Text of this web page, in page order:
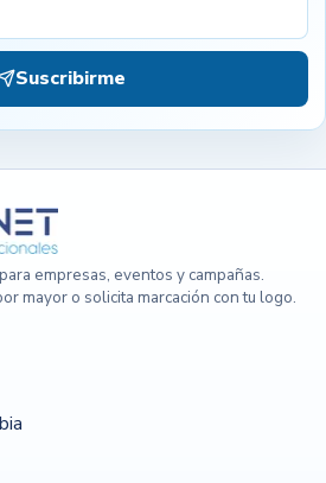
Suscribirme
empresas, eventos y campañas.
mayor o solicita marcación con tu logo.